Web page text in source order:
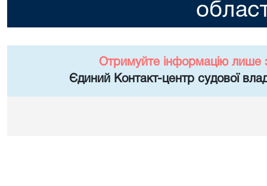
Отримуйте інформацію лише
Єдиний Контакт-центр судової